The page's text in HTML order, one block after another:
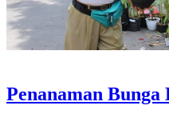
Penanaman Bunga